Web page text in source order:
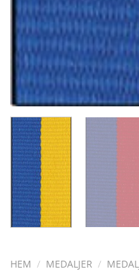
HEM / MEDALJER /